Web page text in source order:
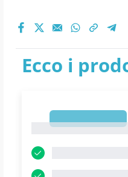
Ecco i